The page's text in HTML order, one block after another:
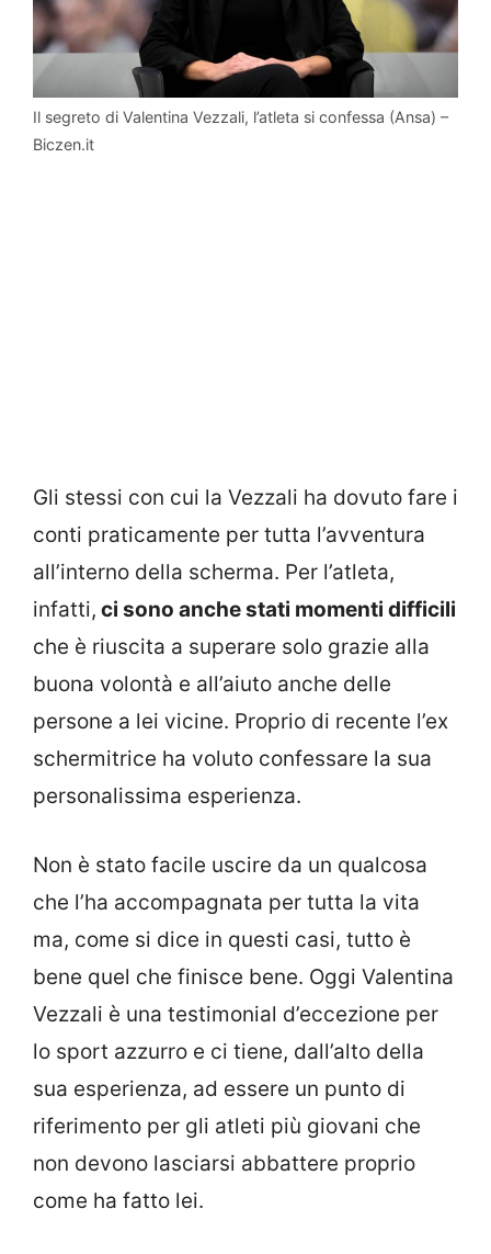
Il segreto di Valentina Vezzali, l’atleta si confessa (Ansa) –
Biczen.it
Gli stessi con cui la Vezzali ha dovuto fare i
conti praticamente per tutta l’avventura
all’interno della scherma. Per l’atleta,
infatti, ci sono anche stati momenti difficili
che è riuscita a superare solo grazie alla
buona volontà e all’aiuto anche delle
persone a lei vicine. Proprio di recente l’ex
schermitrice ha voluto confessare la sua
personalissima esperienza.
Non è stato facile uscire da un qualcosa
che l’ha accompagnata per tutta la vita
ma, come si dice in questi casi, tutto è
bene quel che finisce bene. Oggi Valentina
Vezzali è una testimonial d’eccezione per
lo sport azzurro e ci tiene, dall’alto della
sua esperienza, ad essere un punto di
riferimento per gli atleti più giovani che
non devono lasciarsi abbattere proprio
come ha fatto lei.